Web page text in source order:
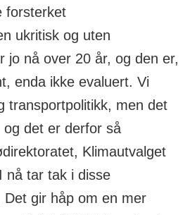
forsterket
ukritisk og uten
jo nå over 20 år, og den er,
enda ikke evaluert. Vi
transportpolitikk, men det
det er derfor så
Klimautvalget
nå tar tak i disse
Det gir håp om en mer